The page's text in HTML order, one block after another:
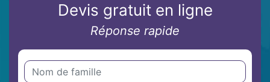
Devis gratuit en ligne
Réponse rapide